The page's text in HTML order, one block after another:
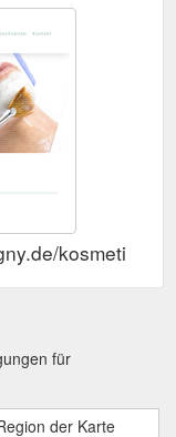
für
der Karte